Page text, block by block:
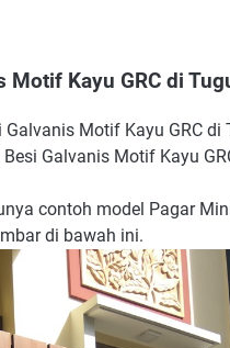
Kayu GRC di
Motif Kayu GRC di
Galvanis Motif Kayu
contoh model Pagar
di bawah ini.